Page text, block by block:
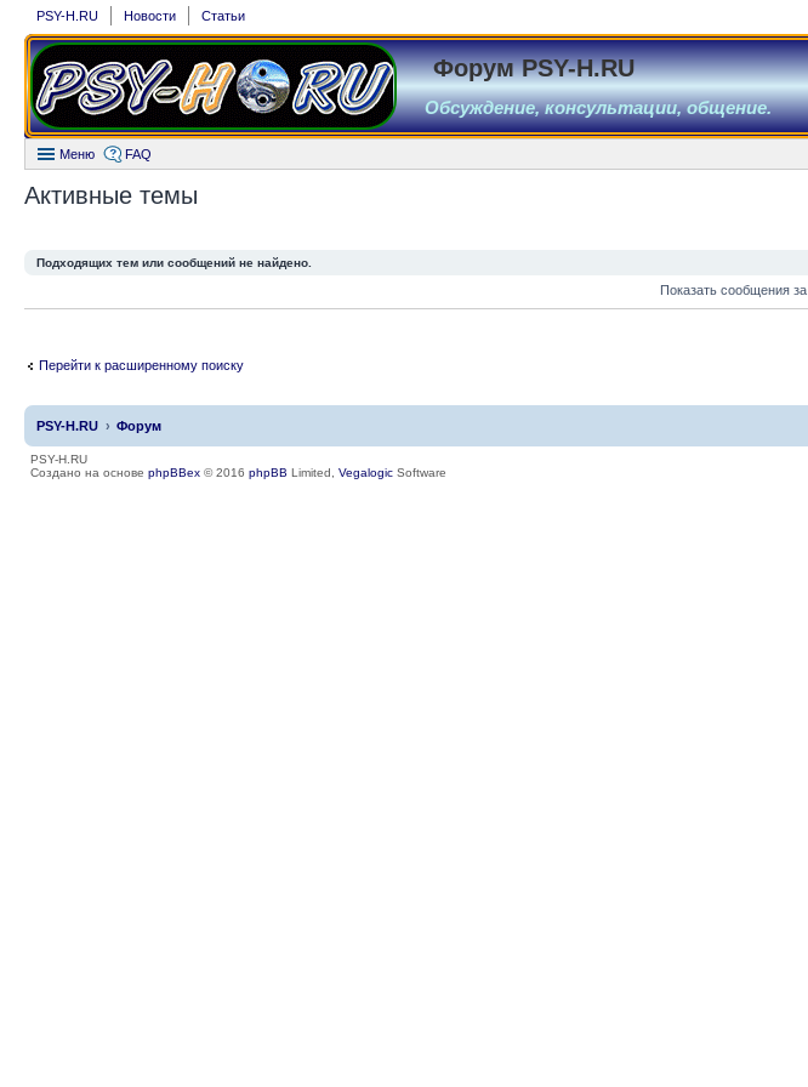
PSY-H.RU Новости Статьи
Форум PSY-H.RU
Обсуждение, консультации, общение.
Меню FAQ
Активные темы
Подходящих тем или сообщений не найдено.
Показать сообщения за
Перейти к расширенному поиску
PSY-H.RU Форум
PSY-H.RU
Создано на основе phpBBex © 2016 phpBB Limited, Vegalogic Software